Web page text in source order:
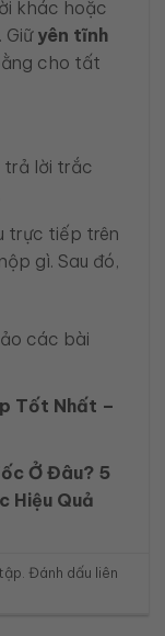
khác hoặc
Giữ yên tĩnh
cho tất
trả lời trắc
trực tiếp trên
gì. Sau đó,
các bài
Tốt Nhất –
Ở Đâu? 5
Hiệu Quả
. Đánh dấu liên